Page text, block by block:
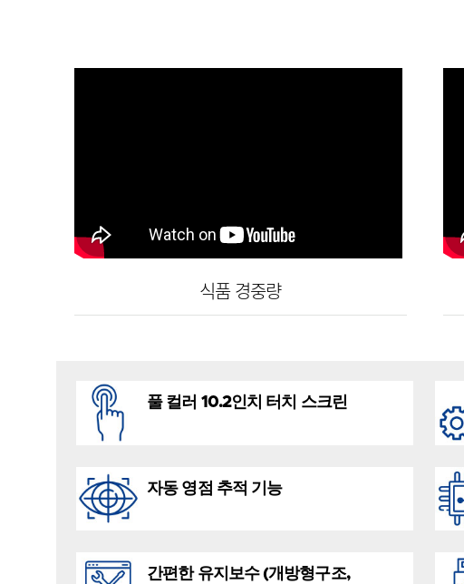
식품 경중량
풀 컬러 10.2인치 터치 스크린
자동 영점 추적 기능
간편한 유지보수 (개방형구조,